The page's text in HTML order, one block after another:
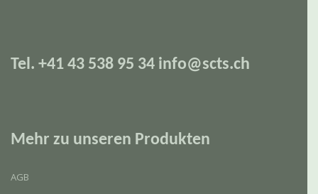
Tel. +41 43 538 95 34 info@scts.ch
Mehr zu unseren Produkten
AGB